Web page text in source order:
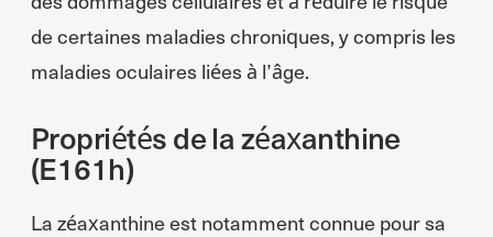
de certaines maladies chroniques, y compris les
maladies oculaires liées à l’âge.
Propriétés de la zéaxanthine
(E161h)
La zéaxanthine est notamment connue pour sa